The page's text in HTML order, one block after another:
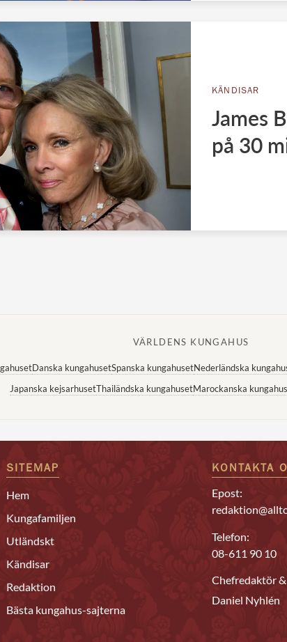
KÄNDISAR
James
på 30
VÄRLDENS KUNGAHUS
Danska kungahusetSpanska kungahusetNederländska
Japanska kejsarhusetThailändska kungahusetMarockanska
SITEMAP
Hem
Kungafamiljen
Utländskt
Kändisar
Redaktion
Bästa kungahus-sajterna
KONTAKTA
Epost:
Telefon:
08-611 90 10
Chefredaktör
Daniel Nyhlén